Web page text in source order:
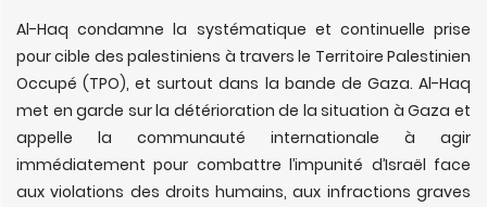
Al-Haq condamne la systématique et continuelle prise
pour cible des palestiniens à travers le Territoire Palestinien
Occupé (TPO), et surtout dans la bande de Gaza. Al-Haq
met en garde sur la détérioration de la situation à Gaza et
appelle la communauté internationale à agir
immédiatement pour combattre l’impunité d’Israël face
aux violations des droits humains, aux infractions graves